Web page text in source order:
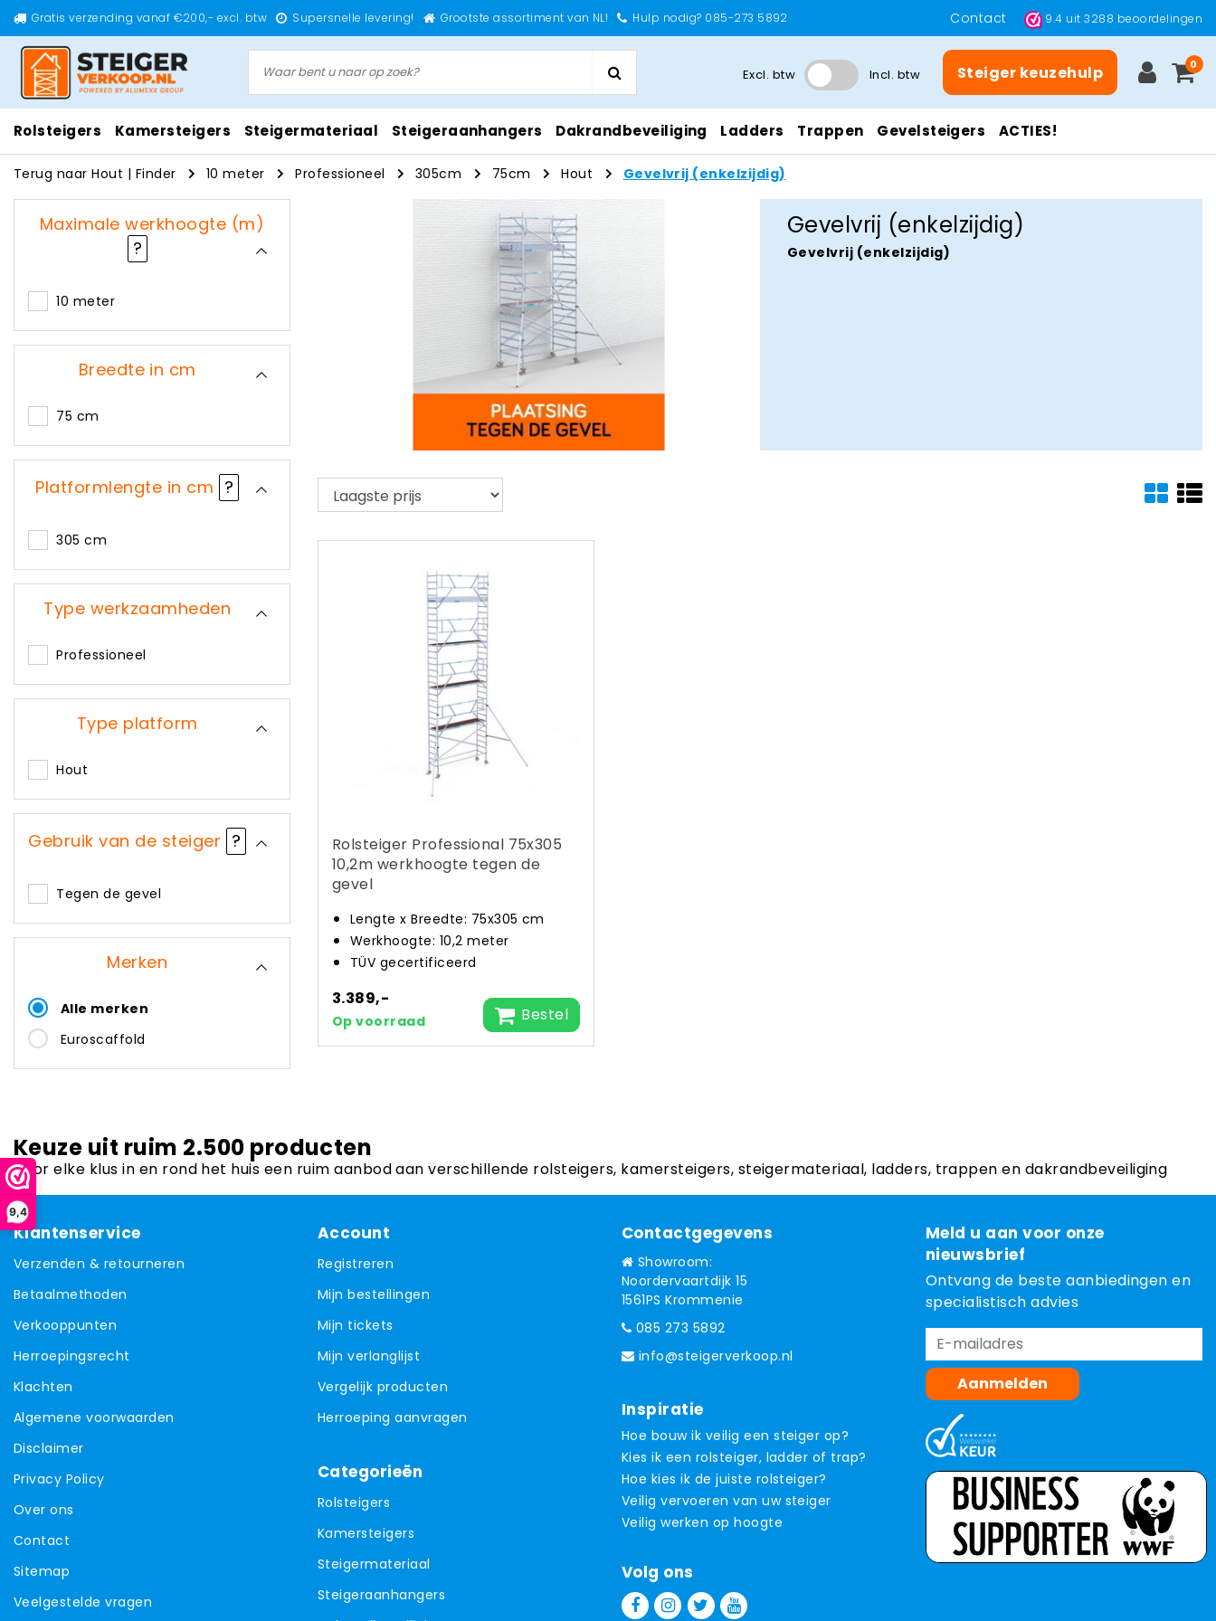
9,4
Gratis verzending vanaf €200,- excl. btw Supersnelle levering! Grootste assortiment van NL! Hulp nodig? 085-273 5892 Contact 9.4 uit3288 beoordelingen
Excl. btw Incl. btw Steiger keuzehulp 0
Rolsteigers Kamersteigers Steigermateriaal Steigeraanhangers Dakrandbeveiliging Ladders Trappen Gevelsteigers ACTIES!
Terug naar Hout | Finder 10 meter Professioneel 305cm 75cm Hout Gevelvrij (enkelzijdig)
Maximale werkhoogte (m)
?
10 meter
Breedte in cm
75 cm
Platformlengte in cm ?
305 cm
Type werkzaamheden
Professioneel
Type platform
Hout
Gebruik van de steiger ?
Tegen de gevel
Merken
Alle merken
Euroscaffold
Gevelvrij (enkelzijdig)
Gevelvrij (enkelzijdig)
Rolsteiger Professional 75x305
10,2m werkhoogte tegen de
gevel
Lengte x Breedte: 75x305 cm
Werkhoogte: 10,2 meter
TÜV gecertificeerd
3.389,-
Op voorraad Bestel
Keuze uit ruim 2.500 producten
Voor elke klus in en rond het huis een ruim aanbod aan verschillende rolsteigers, kamersteigers, steigermateriaal, ladders, trappen en dakrandbeveiliging
Klantenservice
Verzenden & retourneren
Betaalmethoden
Verkooppunten
Herroepingsrecht
Klachten
Algemene voorwaarden
Disclaimer
Privacy Policy
Over ons
Contact
Sitemap
Veelgestelde vragen
Account
Registreren
Mijn bestellingen
Mijn tickets
Mijn verlanglijst
Vergelijk producten
Herroeping aanvragen
Categorieën
Rolsteigers
Kamersteigers
Steigermateriaal
Steigeraanhangers
Contactgegevens
Showroom:
Noordervaartdijk 15
1561PS Krommenie
085 273 5892
info@steigerverkoop.nl
Inspiratie
Hoe bouw ik veilig een steiger op?
Kies ik een rolsteiger, ladder of trap?
Hoe kies ik de juiste rolsteiger?
Veilig vervoeren van uw steiger
Veilig werken op hoogte
Volg ons
Meld u aan voor onze
nieuwsbrief
Ontvang de beste aanbiedingen en
specialistisch advies
Aanmelden